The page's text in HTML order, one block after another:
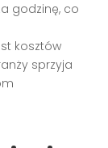
godzinę, co
kosztów
sprzyja